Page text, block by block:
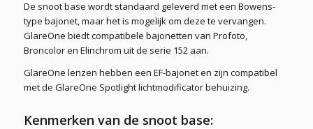
De snoot base wordt standaard geleverd met een Bowens-
type bajonet, maar het is mogelijk om deze te vervangen.
GlareOne biedt compatibele bajonetten van Profoto,
Broncolor en Elinchrom uit de serie 152 aan.
GlareOne lenzen hebben een EF-bajonet en zijn compatibel
met de GlareOne Spotlight lichtmodificator behuizing.
Kenmerken van de snoot base: